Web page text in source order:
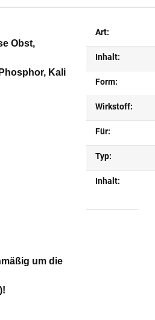
Obst,
Kali
um die
Art:
Inhalt:
Form:
Wirkstoff:
Für:
Typ:
Inhalt: